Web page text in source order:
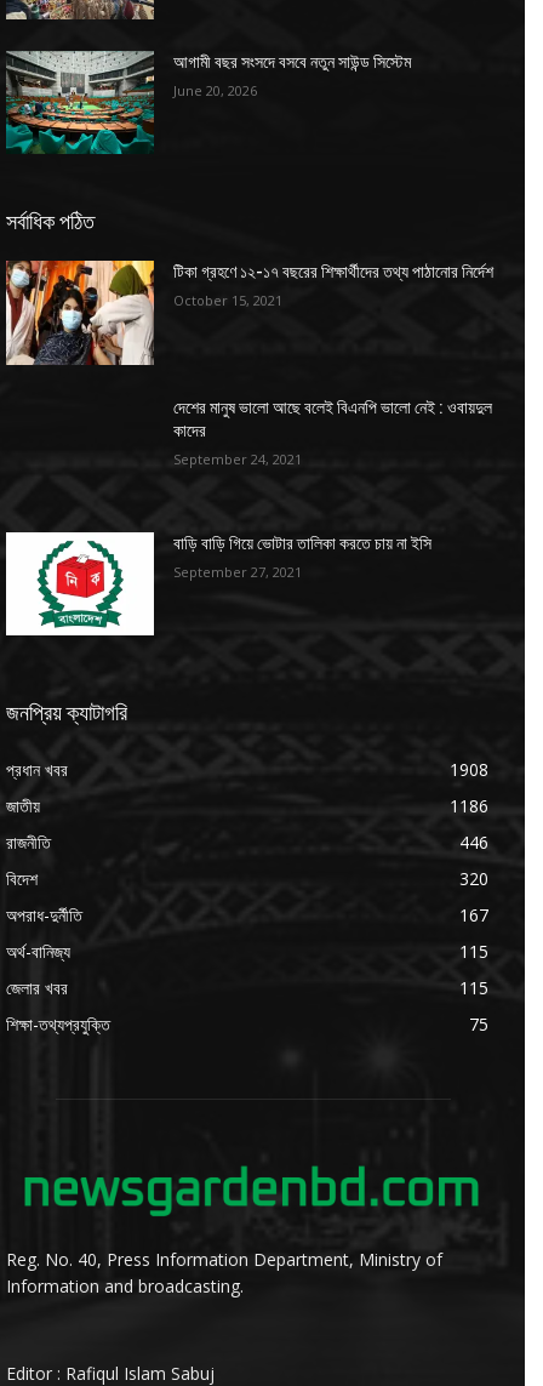
আগামী বছর সংসদে বসবে নতুন সাউন্ড সিস্টেম
June 20, 2026
সর্বাধিক পঠিত
টিকা গ্রহণে ১২-১৭ বছরের শিক্ষার্থীদের তথ্য পাঠানোর নির্দেশ
October 15, 2021
দেশের মানুষ ভালো আছে বলেই বিএনপি ভালো নেই : ওবায়দুল
কাদের
September 24, 2021
বাড়ি বাড়ি গিয়ে ভোটার তালিকা করতে চায় না ইসি
September 27, 2021
জনপ্রিয় ক্যাটাগরি
প্রধান খবর
1908
জাতীয়
1186
রাজনীতি
446
বিদেশ
320
অপরাধ-দুর্নীতি
167
অর্থ-বানিজ্য
115
জেলার খবর
115
শিক্ষা-তথ্যপ্রযুক্তি
75
Reg. No. 40, Press Information Department, Ministry of
Information and broadcasting.
Editor : Rafiqul Islam Sabuj